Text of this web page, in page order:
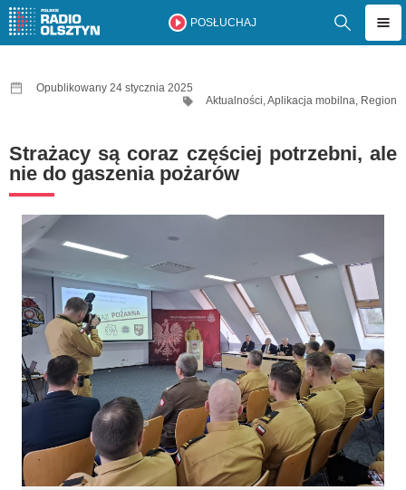
POSŁUCHAJ
Opublikowany 24 stycznia 2025
Aktualności,Aplikacja mobilna, Region
Strażacy są coraz częściej potrzebni, ale
nie do gaszenia pożarów